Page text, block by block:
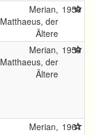
Merian,
Matthaeus, der
Ältere
1959
Merian,
Matthaeus, der
Ältere
1959
Merian, 1961